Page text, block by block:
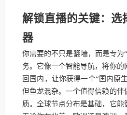
解锁直播的关键：选
器
你需要的不只是翻墙，而是专为
务。它像一个智能导航，将你
回国内，让你获得一个“国内原
但鱼龙混杂。一个值得信赖的伴
质。全球节点分布是基础，它